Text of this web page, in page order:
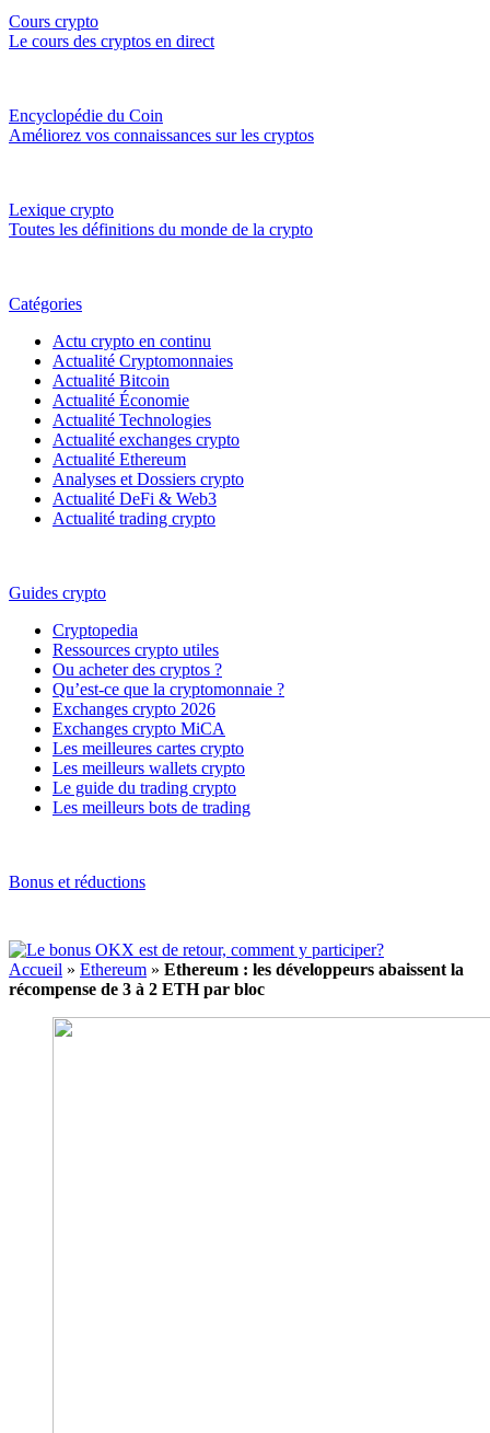
Cours crypto
Le cours des cryptos en direct
Encyclopédie du Coin
Améliorez vos connaissances sur les cryptos
Lexique crypto
Toutes les définitions du monde de la crypto
Catégories
Actu crypto en continu
Actualité Cryptomonnaies
Actualité Bitcoin
Actualité Économie
Actualité Technologies
Actualité exchanges crypto
Actualité Ethereum
Analyses et Dossiers crypto
Actualité DeFi & Web3
Actualité trading crypto
Guides crypto
Cryptopedia
Ressources crypto utiles
Ou acheter des cryptos ?
Qu’est-ce que la cryptomonnaie ?
Exchanges crypto 2026
Exchanges crypto MiCA
Les meilleures cartes crypto
Les meilleurs wallets crypto
Le guide du trading crypto
Les meilleurs bots de trading
Bonus et réductions
Accueil » Ethereum » Ethereum : les développeurs abaissent la
récompense de 3 à 2 ETH par bloc